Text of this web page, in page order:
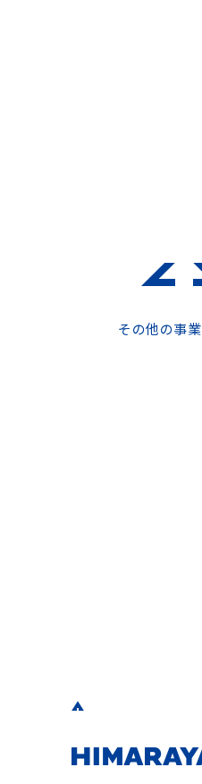
その他の事業